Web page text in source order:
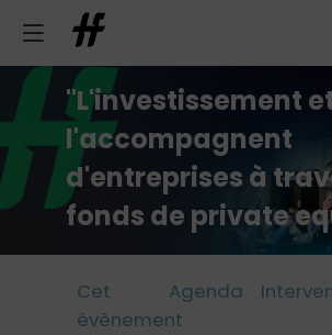
"L'investissement
l'accompagnent
d'entreprises à
fonds de private
Cet
évènement
Agenda